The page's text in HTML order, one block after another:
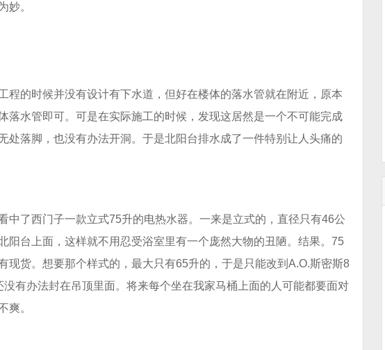
妙。
程的时候并没有设计有下水道，但好在楼体的落水管就在附近，原本
落水管即可。可是在实际施工的时候，发现这居然是一个不可能完成
处落脚，也没有办法开洞。于是北阳台排水成了一件特别让人头痛的
中了西门子一款立式75升的电热水器。一来是立式的，直径只有46公
阳台上面，这样就不用忍受浴室里有一个庞然大物的丑陋。结果。75
现货。想要那个样式的，最大只有65升的，于是只能改到A.O.斯密斯8
有办法封在吊顶里面。将来每个坐在我家马桶上面的人可能都要面对
爽。